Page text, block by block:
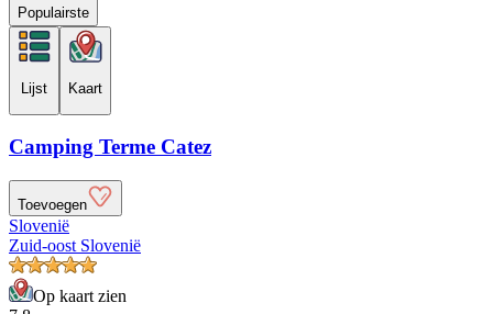
Populairste
Lijst Kaart
Camping Terme Catez
Toevoegen
Slovenië
Zuid-oost Slovenië
Op kaart zien